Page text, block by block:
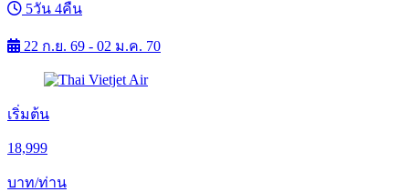
5วัน 4คืน
22 ก.ย. 69 - 02 ม.ค. 70
เริ่มต้น
18,999
บาท/ท่าน